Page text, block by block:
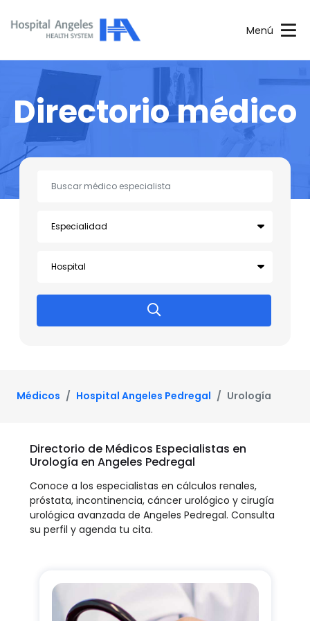
Menú
Directorio médico
Médicos Hospital Angeles Pedregal Urología
Directorio de Médicos Especialistas en
Urología en Angeles Pedregal
Conoce a los especialistas en cálculos renales,
próstata, incontinencia, cáncer urológico y cirugía
urológica avanzada de Angeles Pedregal. Consulta
su perfil y agenda tu cita.